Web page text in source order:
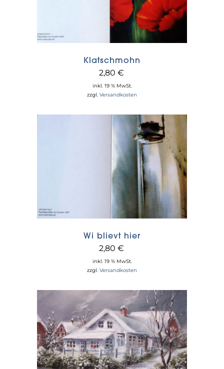
Klatschmohn
2,80 €
inkl. 19 % MwSt.
zzgl. Versandkosten
Wi blievt hier
2,80 €
inkl. 19 % MwSt.
zzgl. Versandkosten